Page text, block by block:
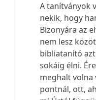
A tanítványok
nekik, hogy
Bizonyára az
nem lesz
bibliatanító
sokáig élni.
meghalt volna
pontnál, ott,